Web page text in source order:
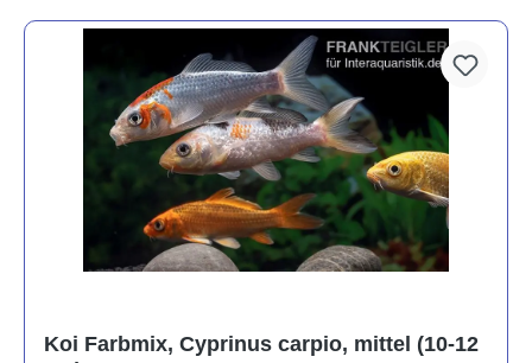
Koi Farbmix, Cyprinus carpio, mittel (10-12